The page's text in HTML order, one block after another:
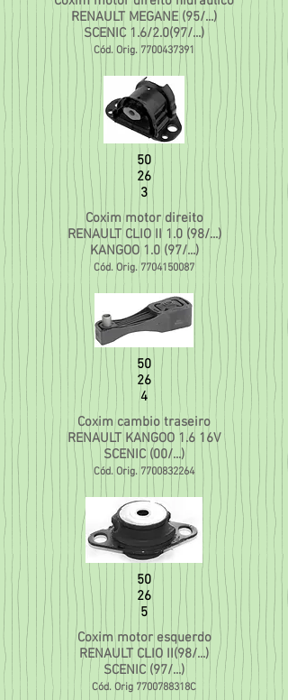
RENAULT MEGANE (95/...)
SCENIC 1.6/2.0(97/...)
Cód. Orig. 7700437391
50
26
3
Coxim motor direito
RENAULT CLIO II 1.0 (98/...)
KANGOO 1.0 (97/...)
Cód. Orig.7704150087
50
26
4
Coxim cambio traseiro
RENAULT KANGOO 1.6 16V
SCENIC (00/...)
Cód. Orig. 7700832264
50
26
5
Coxim motor esquerdo
RENAULT CLIO II(98/...)
SCENIC (97/...)
Cód. Orig 7700788318C